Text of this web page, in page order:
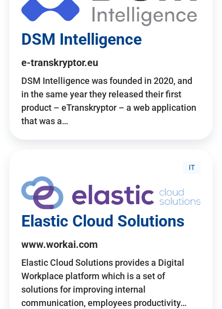
DSM Intelligence
e-transkryptor.eu
DSM Intelligence was founded in 2020, and
in the same year they released their first
product – eTranskryptor – a web application
that was a…
IT
Elastic Cloud Solutions
www.workai.com
Elastic Cloud Solutions provides a Digital
Workplace platform which is a set of
solutions for improving internal
communication, employees productivity…